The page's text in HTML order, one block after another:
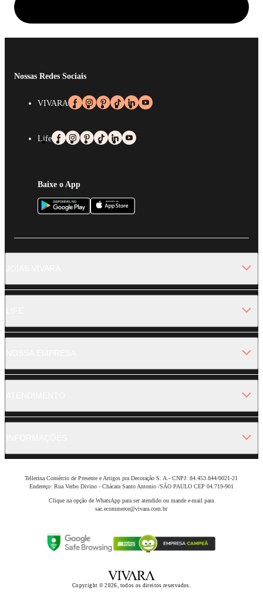
Nossas Redes Sociais
VIVARA
Life
Baixe o App
Tellerina Comércio de Presente e Artigos pra Decoração S. A.- CNPJ: 84.453.844/0021-21
Endereço: Rua Verbo Divino - Chácara Santo Antonio /SÃO PAULO CEP 04.719-901
Clique na opção de WhatsApp para ser atendido ou mande e-mail para
sac.ecommerce@vivara.com.br
Copyright © 2026, todos os direitos reservados.